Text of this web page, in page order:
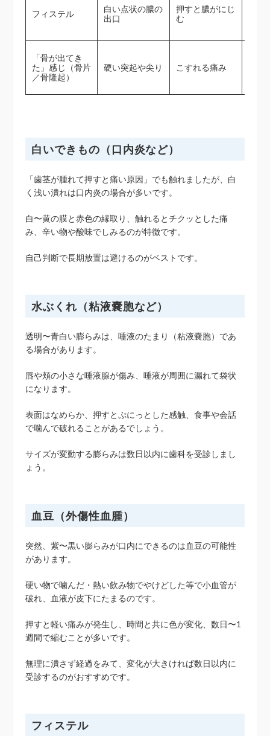
フィステル
白い点状の膿の
出口
押すと膿がにじ
む
「骨が出てき
た」感じ（骨片
／骨隆起）
硬い突起や尖り こすれる痛み
白いできもの（口内炎など）
「歯茎が腫れて押すと痛い原因」でも触れましたが、白
く浅い潰れは口内炎の場合が多いです。
白〜黄の膜と赤色の縁取り、触れるとチクッとした痛
み、辛い物や酸味でしみるのが特徴です。
自己判断で長期放置は避けるのがベストです。
水ぶくれ（粘液嚢胞など）
透明〜青白い膨らみは、唾液のたまり（粘液嚢胞）であ
る場合があります。
唇や頬の小さな唾液腺が傷み、唾液が周囲に漏れて袋状
になります。
表面はなめらか、押すとぷにっとした感触、食事や会話
で噛んで破れることがあるでしょう。
サイズが変動する膨らみは数日以内に歯科を受診しまし
ょう。
血豆（外傷性血腫）
突然、紫〜黒い膨らみが口内にできるのは血豆の可能性
があります。
硬い物で噛んだ・熱い飲み物でやけどした等で小血管が
破れ、血液が皮下にたまるのです。
押すと軽い痛みが発生し、時間と共に色が変化、数日〜1
週間で縮むことが多いです。
無理に潰さず経過をみて、変化が大きければ数日以内に
受診するのがおすすめです。
フィステル